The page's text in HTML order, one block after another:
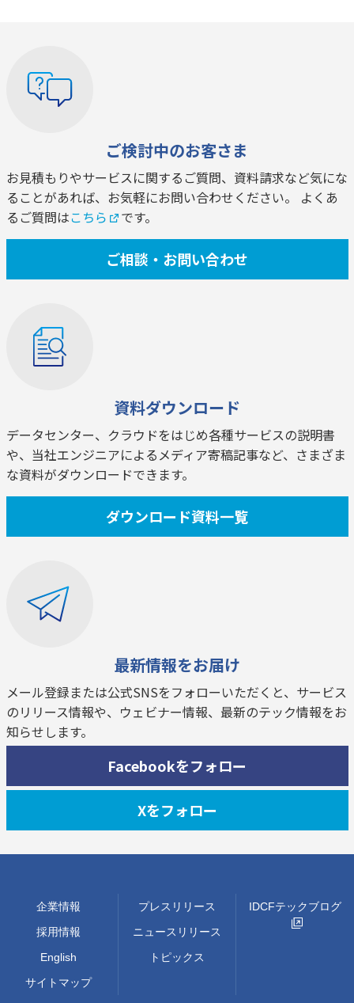
ご検討中のお客さま
お見積もりやサービスに関するご質問、資料請求など気にな
ることがあれば、お気軽にお問い合わせください。 よくあ
るご質問はこちら です。
ご相談・お問い合わせ
資料ダウンロード
データセンター、クラウドをはじめ各種サービスの説明書
や、当社エンジニアによるメディア寄稿記事など、さまざま
な資料がダウンロードできます。
ダウンロード資料一覧
最新情報をお届け
メール登録または公式SNSをフォローいただくと、サービス
のリリース情報や、ウェビナー情報、最新のテック情報をお
知らせします。
Facebookをフォロー
Xをフォロー
企業情報
採用情報
English
サイトマップ
プレスリリース
ニュースリリース
トピックス
IDCFテックブログ